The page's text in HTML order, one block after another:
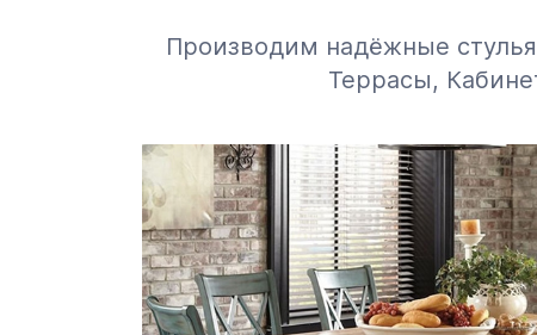
Производим надёжные
Террасы,